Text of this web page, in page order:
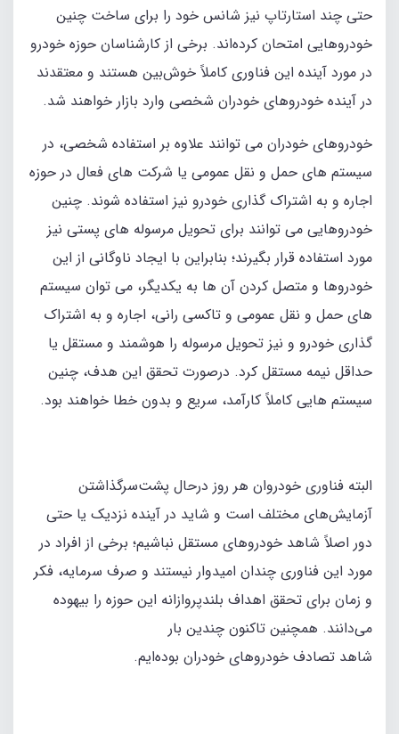
حتی چند استارتاپ نیز شانس خود را برای ساخت چنین
خودروهایی امتحان کرده‌اند. برخی از کارشناسان حوزه خودرو
در مورد آینده این‌ فناوری کاملاً خوش‌بین هستند و معتقدند
در آینده خودروهای خودران شخصی وارد بازار خواهند شد.
خودروهای خودران می‌ توانند علاوه بر استفاده شخصی، در
سیستم‌ های حمل‌ و نقل عمومی یا شرکت‌ های فعال در حوزه
اجاره و به‌ اشتراک‌ گذاری خودرو نیز استفاده شوند. چنین
خودروهایی می‌ توانند برای تحویل مرسوله‌ های پستی نیز
مورد استفاده قرار بگیرند؛ بنابراین با ایجاد ناوگانی از این‌
خودروها و متصل‌ کردن آن‌ ها به یکدیگر، می‌ توان سیستم‌
های حمل‌ و نقل عمومی و تاکسی‌ رانی، اجاره و به‌ اشتراک‌
گذاری خودرو و نیز تحویل مرسوله را هوشمند و مستقل یا
حداقل نیمه‌ مستقل کرد. درصورت تحقق این‌ هدف، چنین
سیستم‌ هایی کاملاً کارآمد، سریع و بدون خطا خواهند بود.
البته فناوری خودروان هر روز درحال پشت‌سر‌گذاشتن
آزمایش‌های مختلف است و شاید در آینده نزدیک یا حتی
دور اصلاً شاهد خودروهای مستقل نباشیم؛ برخی از افراد در
مورد این‌ فناوری چندان امیدوار نیستند و صرف سرمایه، فکر
و زمان برای تحقق اهداف بلندپروازانه این‌ حوزه را بیهوده
می‌دانند. همچنین تاکنون چندین بار
شاهد تصادف خودروهای خودران بوده‌ایم.